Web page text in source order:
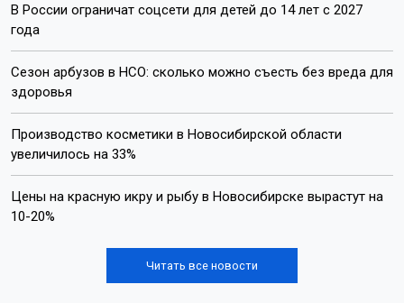
В России ограничат соцсети для детей до 14 лет с 2027
года
Сезон арбузов в НСО: сколько можно съесть без вреда для
здоровья
Производство косметики в Новосибирской области
увеличилось на 33%
Цены на красную икру и рыбу в Новосибирске вырастут на
10-20%
Читать все новости